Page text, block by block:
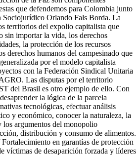
que defendemos para Colombia junto
Orlando Fals Borda. La
territorios del expolio capitalista que
sin importar la vida, los derechos
la protección de los recursos
derechos humanos del campesinado que
por el modelo capitalista
con la Federación Sindical Unitaria
Las disputas por el territorio
del Brasil es otro ejemplo de ello. Con
la lógica de la parcela
tecnológicas, efectuar análisis
y económico, conocer la naturaleza, la
los argumentos del monopolio
distribución y consumo de alimentos.
en garantías de protección
víctimas de desaparición forzada y líderes